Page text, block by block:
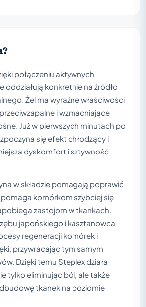
połączeniu aktywnych
oddziałują konkretnie na źródło
Żel ma wyraźne właściwości
i wzmacniające
Już w pierwszych minutach po
się efekt chłodzący i
dyskomfort i sztywność
w składzie pomagają poprawić
pomaga komórkom szybciej się
zastojom w tkankach.
japońskiego i kasztanowca
regeneracji komórek i
przywracając tym samym
Dzięki temu Steplex działa
tylko eliminując ból, ale także
tkanek na poziomie